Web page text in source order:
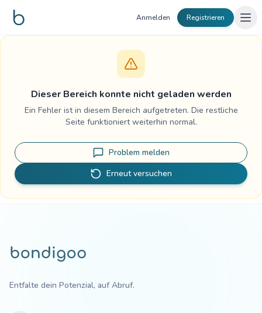
Zum Inhalt springen
Anmelden Registrieren
Dieser Bereich konnte nicht geladen werden
Ein Fehler ist in diesem Bereich aufgetreten. Die restliche
Seite funktioniert weiterhin normal.
Problem melden
Erneut versuchen
Entfalte dein Potenzial, auf Abruf.